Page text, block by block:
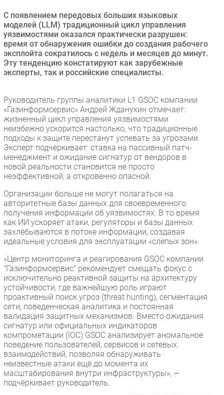
Безопасность
Инновации
CIO/Управление ИТ
Гаджеты
Здоровье
РАЗДЕЛЫ
Новости
Аналитика
Интервью
Мероприятия
Проекты
Тестовый стенд
Каталог компаний
С появлением передовых больших языковых
моделей (LLM) традиционный цикл управления
уязвимостями оказался практически разрушен:
время от обнаружения ошибки до создания рабочего
эксплойта сократилось с недель и месяцев до минут.
Эту тенденцию констатируют как зарубежные
эксперты, так и российские специалисты.
Руководитель группы аналитики L1 GSOC компании
«Газинформсервис» Андрей Жданухин отмечает:
жизненный цикл управления уязвимостями
неизбежно ускорится настолько, что традиционные
подходы к защите перестанут успевать за угрозами.
Эксперт подчёркивает: ставка на пассивный патч-
менеджмент и ожидание сигнатур от вендоров в
новой реальности становится не просто
неэффективной, а откровенно опасной.
Организации больше не могут полагаться на
авторитетные базы данных для своевременного
получения информации об уязвимостях. В то время
как ИИ ускоряет атаки, регуляторы и базы данных
захлёбываются в потоке информации, создавая
идеальные условия для эксплуатации «слепых зон».
«Центр мониторинга и реагирования GSOC компании
"Газинформсервис" рекомендует смещать фокус с
исключительно реактивной защиты на архитектуру
устойчивости, где важнейшую роль играют
проактивный поиск угроз (threat hunting), сегментация
сети, поведенческая аналитика и постоянная
валидация защитных механизмов. Вместо ожидания
сигнатур или официальных индикаторов
компрометации (IOC) GSOC анализирует аномальное
поведение пользователей, сервисов и сетевых
взаимодействий, позволяя обнаруживать
неизвестные атаки ещё до момента их
масштабирования внутри инфраструктуры», —
подчёркивает руководитель.